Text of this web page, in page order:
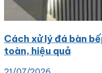
Cách xử lý đá bàn
toàn, hiệu quả